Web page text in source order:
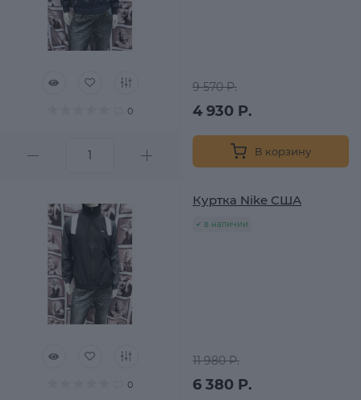
0
9 570 Р.
4 930 Р.
В корзину
0
Куртка Nike США
в наличии
11 980 Р.
6 380 Р.